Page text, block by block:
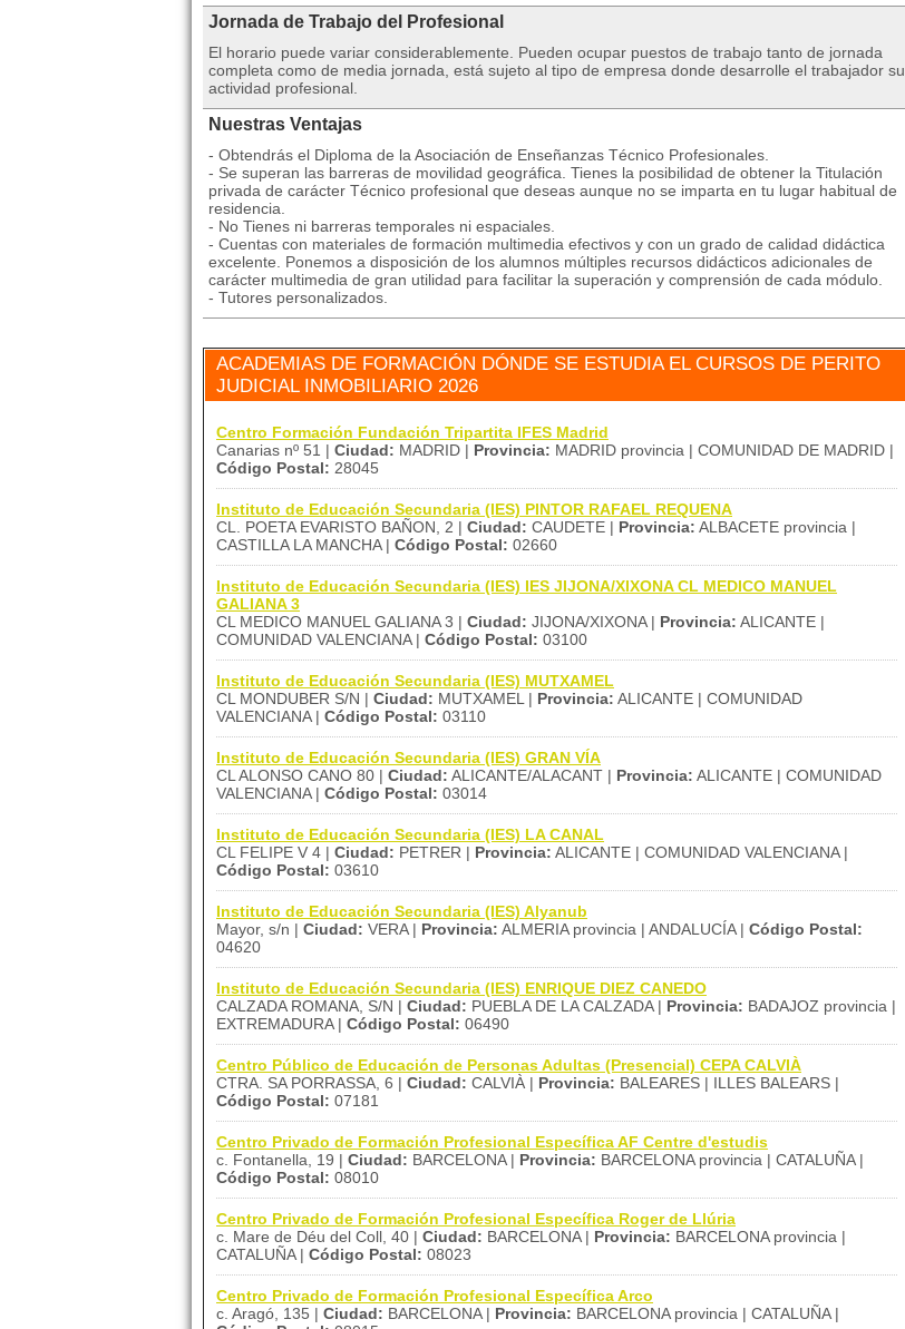
Jornada de Trabajo del Profesional
El horario puede variar considerablemente. Pueden ocupar puestos de trabajo tanto de jornada
completa como de media jornada, está sujeto al tipo de empresa donde desarrolle el trabajador su
actividad profesional.
Nuestras Ventajas
- Obtendrás el Diploma de la Asociación de Enseñanzas Técnico Profesionales.
- Se superan las barreras de movilidad geográfica. Tienes la posibilidad de obtener la Titulación
privada de carácter Técnico profesional que deseas aunque no se imparta en tu lugar habitual de
residencia.
- No Tienes ni barreras temporales ni espaciales.
- Cuentas con materiales de formación multimedia efectivos y con un grado de calidad didáctica
excelente. Ponemos a disposición de los alumnos múltiples recursos didácticos adicionales de
carácter multimedia de gran utilidad para facilitar la superación y comprensión de cada módulo.
- Tutores personalizados.
ACADEMIAS DE FORMACIÓN DÓNDE SE ESTUDIA EL CURSOS DE PERITO
JUDICIAL INMOBILIARIO 2026
Centro Formación Fundación Tripartita IFES Madrid
Canarias nº 51 | Ciudad: MADRID | Provincia: MADRID provincia | COMUNIDAD DE MADRID |
Código Postal: 28045
Instituto de Educación Secundaria (IES) PINTOR RAFAEL REQUENA
CL. POETA EVARISTO BAÑON, 2 | Ciudad: CAUDETE | Provincia: ALBACETE provincia |
CASTILLA LA MANCHA | Código Postal: 02660
Instituto de Educación Secundaria (IES) IES JIJONA/XIXONA CL MEDICO MANUEL
GALIANA 3
CL MEDICO MANUEL GALIANA 3 | Ciudad: JIJONA/XIXONA | Provincia: ALICANTE |
COMUNIDAD VALENCIANA | Código Postal: 03100
Instituto de Educación Secundaria (IES) MUTXAMEL
CL MONDUBER S/N | Ciudad: MUTXAMEL | Provincia: ALICANTE | COMUNIDAD
VALENCIANA | Código Postal: 03110
Instituto de Educación Secundaria (IES) GRAN VÍA
CL ALONSO CANO 80 | Ciudad: ALICANTE/ALACANT | Provincia: ALICANTE | COMUNIDAD
VALENCIANA | Código Postal: 03014
Instituto de Educación Secundaria (IES) LA CANAL
CL FELIPE V 4 | Ciudad: PETRER | Provincia: ALICANTE | COMUNIDAD VALENCIANA |
Código Postal: 03610
Instituto de Educación Secundaria (IES) Alyanub
Mayor, s/n | Ciudad: VERA | Provincia: ALMERIA provincia | ANDALUCÍA | Código Postal:
04620
Instituto de Educación Secundaria (IES) ENRIQUE DIEZ CANEDO
CALZADA ROMANA, S/N | Ciudad: PUEBLA DE LA CALZADA | Provincia: BADAJOZ provincia |
EXTREMADURA | Código Postal: 06490
Centro Público de Educación de Personas Adultas (Presencial) CEPA CALVIÀ
CTRA. SA PORRASSA, 6 | Ciudad: CALVIÀ | Provincia: BALEARES | ILLES BALEARS |
Código Postal: 07181
Centro Privado de Formación Profesional Específica AF Centre d'estudis
c. Fontanella, 19 | Ciudad: BARCELONA | Provincia: BARCELONA provincia | CATALUÑA |
Código Postal: 08010
Centro Privado de Formación Profesional Específica Roger de Llúria
c. Mare de Déu del Coll, 40 | Ciudad: BARCELONA | Provincia: BARCELONA provincia |
CATALUÑA | Código Postal: 08023
Centro Privado de Formación Profesional Específica Arco
c. Aragó, 135 | Ciudad: BARCELONA | Provincia: BARCELONA provincia | CATALUÑA |